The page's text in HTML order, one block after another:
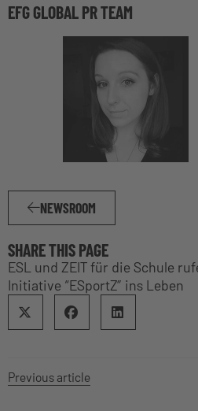
EFG GLOBAL PR TEAM
NEWSROOM
SHARE THIS PAGE
ESL und ZEIT für die Schule
Initiative “ESportZ” ins Leben
Previous article